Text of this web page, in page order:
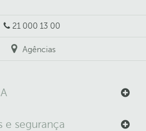
21 000 13 00
Agências
e segurança